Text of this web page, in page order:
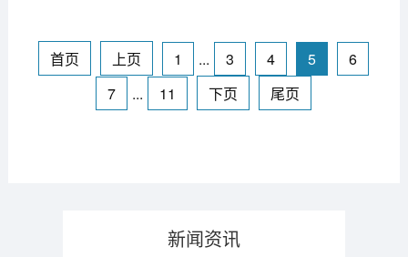
首页 上页 1 ... 3 4 5
6
7
... 11 下页 尾页
新闻资讯